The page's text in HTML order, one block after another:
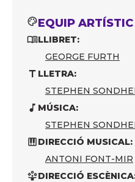
EQUIP
LLIBRET:
GEORGE FURTH
LLETRA:
STEPHEN
MÚSICA:
STEPHEN
DIRECCIÓ MUSICAL:
ANTONI FONT-MIR
DIRECCIÓ